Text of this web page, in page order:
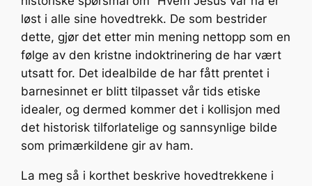
løst i alle sine hovedtrekk. De som bestrider
dette, gjør det etter min mening nettopp som en
følge av den kristne indoktrinering de har vært
utsatt for. Det idealbilde de har fått prentet i
barnesinnet er blitt tilpasset vår tids etiske
idealer, og dermed kommer det i kollisjon med
det historisk tilforlatelige og sannsynlige bilde
som primærkildene gir av ham.
La meg så i korthet beskrive hovedtrekkene i